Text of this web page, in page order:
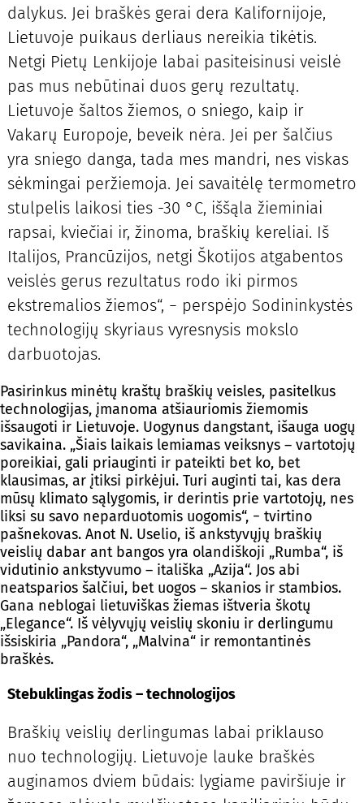
dalykus. Jei braškės gerai dera Kalifornijoje,
Lietuvoje puikaus derliaus nereikia tikėtis.
Netgi Pietų Lenkijoje labai pasiteisinusi veislė
pas mus nebūtinai duos gerų rezultatų.
Lietuvoje šaltos žiemos, o sniego, kaip ir
Vakarų Europoje, beveik nėra. Jei per šalčius
yra sniego danga, tada mes mandri, nes viskas
sėkmingai peržiemoja. Jei savaitėlę termometro
stulpelis laikosi ties -30 °C, iššąla žieminiai
rapsai, kviečiai ir, žinoma, braškių kereliai. Iš
Italijos, Prancūzijos, netgi Škotijos atgabentos
veislės gerus rezultatus rodo iki pirmos
ekstremalios žiemos“, − perspėjo Sodininkystės
technologijų skyriaus vyresnysis mokslo
darbuotojas.
Pasirinkus minėtų kraštų braškių veisles, pasitelkus
technologijas, įmanoma atšiauriomis žiemomis
išsaugoti ir Lietuvoje. Uogynus dangstant, išauga uogų
savikaina. „Šiais laikais lemiamas veiksnys – vartotojų
poreikiai, gali priauginti ir pateikti bet ko, bet
klausimas, ar įtiksi pirkėjui. Turi auginti tai, kas dera
mūsų klimato sąlygomis, ir derintis prie vartotojų, nes
liksi su savo neparduotomis uogomis“, − tvirtino
pašnekovas. Anot N. Uselio, iš ankstyvųjų braškių
veislių dabar ant bangos yra olandiškoji „Rumba“, iš
vidutinio ankstyvumo – itališka „Azija“. Jos abi
neatsparios šalčiui, bet uogos – skanios ir stambios.
Gana neblogai lietuviškas žiemas ištveria škotų
„Elegance“. Iš vėlyvųjų veislių skoniu ir derlingumu
išsiskiria „Pandora“, „Malvina“ ir remontantinės
braškės.
Stebuklingas žodis – technologijos
Braškių veislių derlingumas labai priklauso
nuo technologijų. Lietuvoje lauke braškės
auginamos dviem būdais: lygiame paviršiuje ir